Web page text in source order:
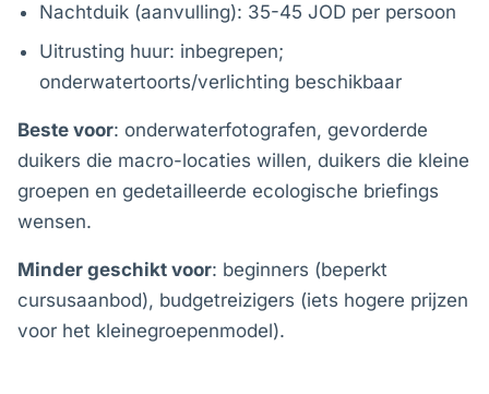
Nachtduik (aanvulling): 35-45 JOD per persoon
Uitrusting huur: inbegrepen;
onderwatertoorts/verlichting beschikbaar
Beste voor: onderwaterfotografen, gevorderde
duikers die macro-locaties willen, duikers die kleine
groepen en gedetailleerde ecologische briefings
wensen.
Minder geschikt voor: beginners (beperkt
cursusaanbod), budgetreizigers (iets hogere prijzen
voor het kleinegroepenmodel).